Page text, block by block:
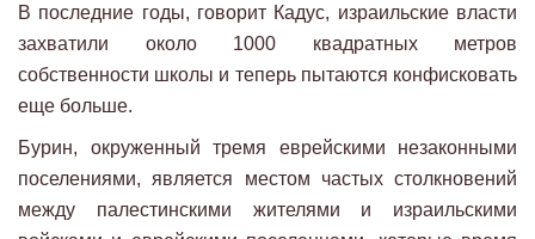
В последние годы, говорит Кадус, израильские власти
захватили около 1000 квадратных метров
собственности школы и теперь пытаются конфисковать
еще больше.
Бурин, окруженный тремя еврейскими незаконными
поселениями, является местом частых столкновений
между палестинскими жителями и израильскими